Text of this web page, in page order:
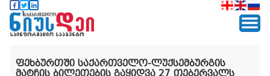
ფეხბურთში საქართველო-ლუქსემბურგის
მატჩის ბილეთების გაყიდვა 27 თებერვალს